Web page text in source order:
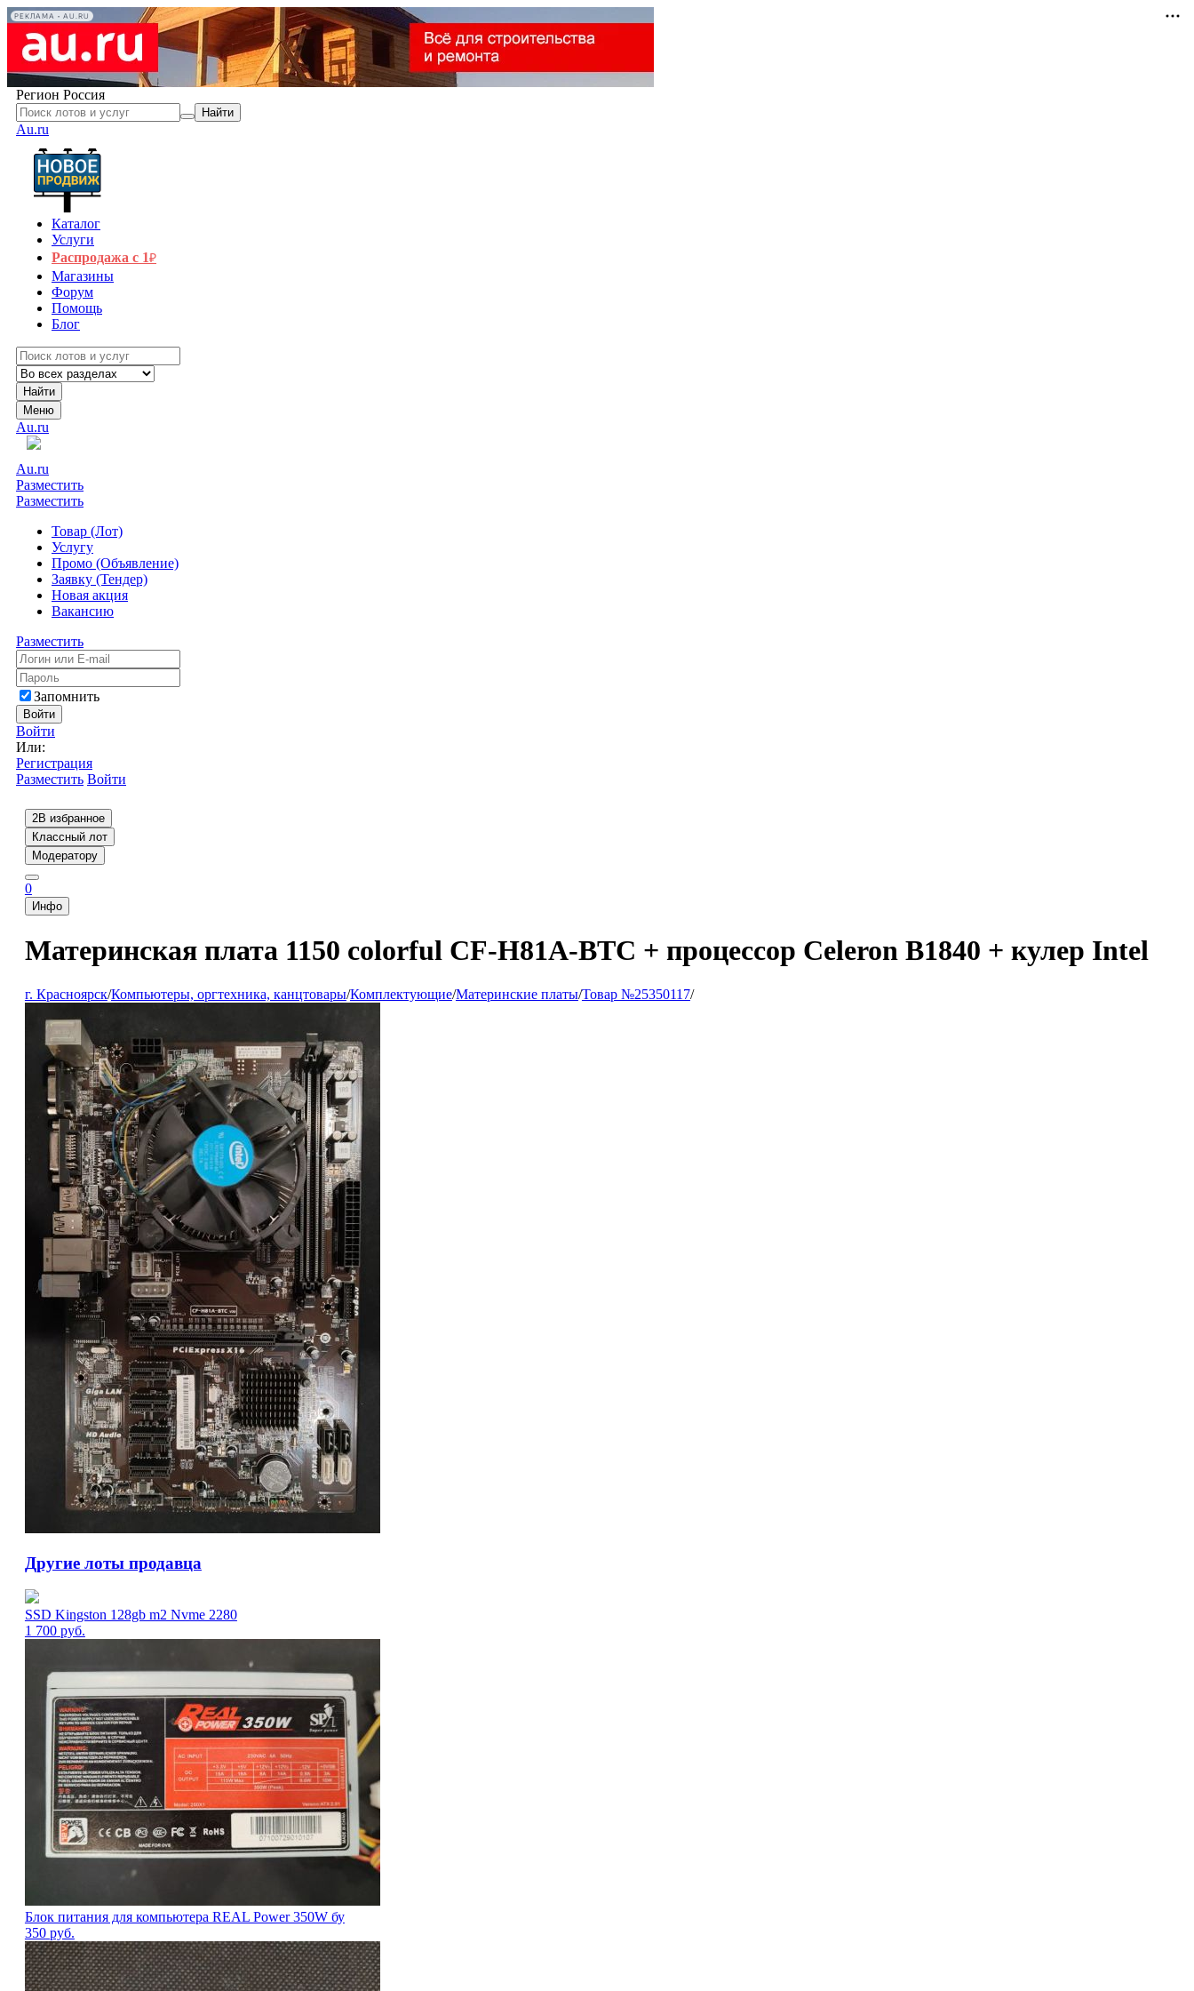
РЕКЛАМА • AU.RU
Регион Россия
Найти
Au.ru
Каталог
Услуги
Распродажа с 1₽
Магазины
Форум
Помощь
Блог
Найти
Меню
Au.ru
Au.ru
Разместить
Разместить
Товар (Лот)
Услугу
Промо (Объявление)
Заявку (Тендер)
Новая акция
Вакансию
Разместить
Запомнить
Войти
Войти
Или:
Регистрация
Разместить Войти
2В избранное
Классный лот
Модератору
0
Инфо
Материнская плата 1150 colorful CF-H81A-BTC + процессор Celeron B1840 + кулер Intel
г. Красноярск/Компьютеры, оргтехника, канцтовары/Комплектующие/Материнские платы/Товар №25350117/
Другие лоты продавца
SSD Kingston 128gb m2 Nvme 2280
1 700 руб.
Блок питания для компьютера REAL Power 350W бу
350 руб.